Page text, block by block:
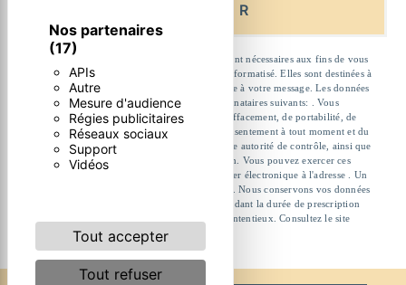
Nos partenaires
(17)
APIs
Autre
Mesure d'audience
Régies publicitaires
Réseaux sociaux
Support
Vidéos
Tout accepter
Tout refuser
ENVOYER
** Les données personnelles communiquées sont nécessaires aux fins de vous
contacter et sont enregistrées dans un fichier informatisé. Elles sont destinées à
et ses sous-traitants dans le seul but de répondre à votre message. Les données
collectées seront communiquées aux seuls destinataires suivants: . Vous
disposez de droits d’accès, de rectification, d’effacement, de portabilité, de
limitation, d’opposition, de retrait de votre consentement à tout moment et du
droit d’introduire une réclamation auprès d’une autorité de contrôle, ainsi que
d’organiser le sort de vos données post-mortem. Vous pouvez exercer ces
droits par voie postale à l'adresse ou par courrier électronique à l'adresse . Un
justificatif d'identité pourra vous être demandé. Nous conservons vos données
pendant la période de prise de contact puis pendant la durée de prescription
légale aux fins probatoires et de gestion des contentieux. Consultez le site
cnil.fr pour plus d’informations sur vos droits.